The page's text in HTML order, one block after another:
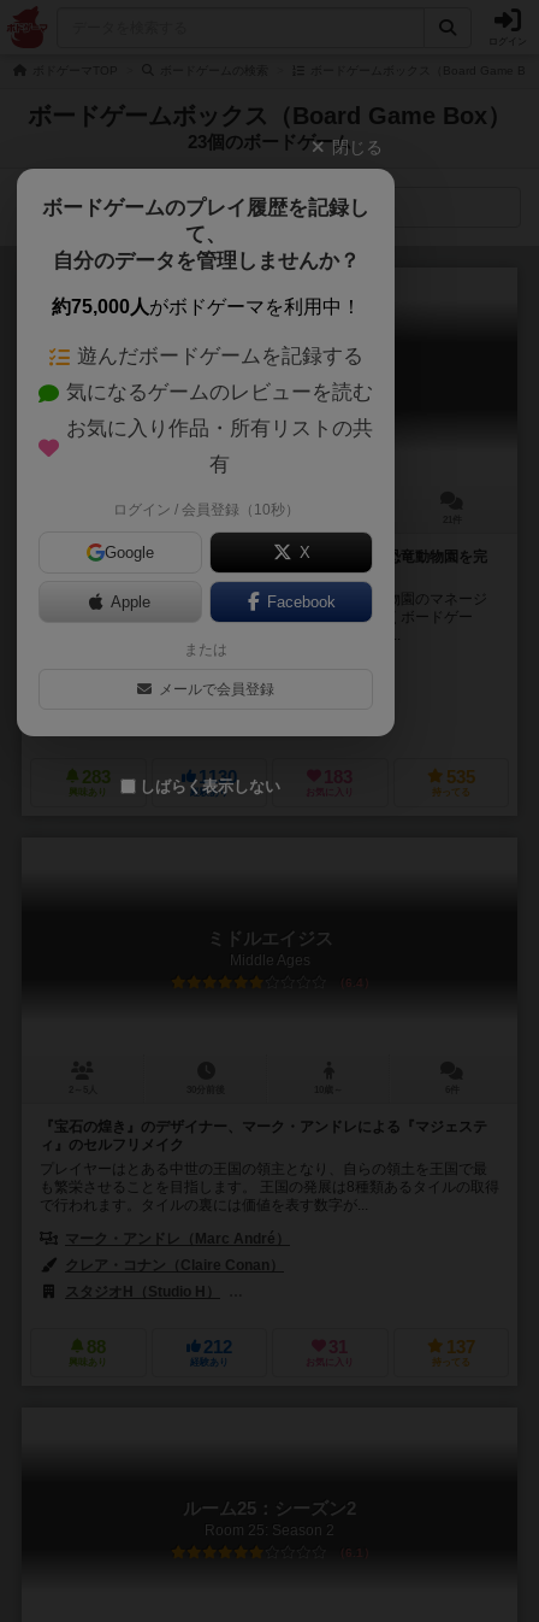
ボードゲームボックス（Board Game Box）
23個のボードゲーム
検索メニュー
ドラフトサウルス
Draftosaurus
15分前後
袋から引いた恐竜コマをドラフトして、個人ボードに恐竜動物園を完
恐竜のクローンを作り出すことに成功した世界で、動物園のマネージ
ャーとなって、最も人気のある恐竜動物園を作っていくボードゲー
ム。 ラウンド２が終了した時点で得点が一番多い人の...
ジアフイ・エヴァ・ガオ（Jiahui Eva Gao）
ボードゲームボックス（Board Game Box）
283
興味あり
1130
経験あり
183
お気に入り
535
持ってる
ミドルエイジス
Middle Ages
6.4
『宝石の煌き』のデザイナー、マーク・アンドレによる『マジェステ
ィ』のセルフリメイク
プレイヤーはとある中世の王国の領主となり、自らの領土を王国で最
も繁栄させることを目指します。 王国の発展は8種類あるタイルの取得
で行われます。タイルの裏には価値を表す数字が...
マーク・アンドレ（Marc André）
クレア・コナン（Claire Conan）
スタジオH（Studio H）
88
興味あり
212
経験あり
31
お気に入り
137
持ってる
ルーム25：シーズン2
Room 25: Season 2
6.1
閉じる
ボードゲームのプレイ履歴を記録し
て、
自分のデータを管理しませんか？
約75,000人がボドゲーマを利用中！
遊んだボードゲームを記録する
気になるゲームのレビューを読む
お気に入り作品・所有リストの共
有
ログイン / 会員登録（10秒）
Google X
Apple Facebook
または
メールで会員登録
しばらく表示しない